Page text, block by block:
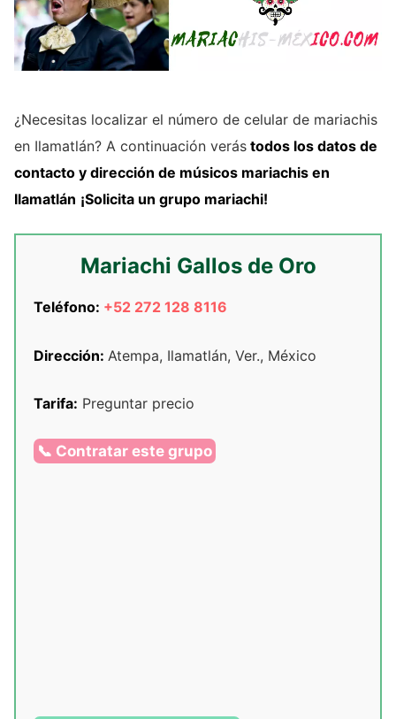
¿Necesitas localizar el número de celular de mariachis
en Ilamatlán? A continuación verás todos los datos de
contacto y dirección de músicos mariachis en
Ilamatlán ¡Solicita un grupo mariachi!
Mariachi Gallos de Oro
Teléfono: +52 272 128 8116
Dirección: Atempa, Ilamatlán, Ver., México
Tarifa: Preguntar precio
📞 Contratar este grupo